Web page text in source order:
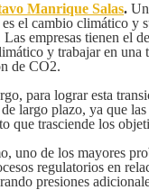
Manrique Salas.
es el cambio climático y
Las empresas tienen el
y trabajar en una
de CO2.
para lograr esta
largo plazo, ya que
que trasciende los
uno de los mayores
regulatorios en
presiones